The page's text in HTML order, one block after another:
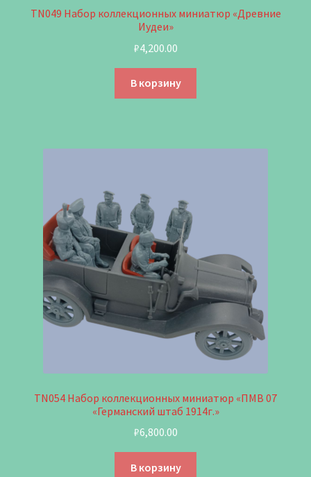
TN049 Набор коллекционных миниатюр «Древние
Иудеи»
₽4,200.00
В корзину
TN054 Набор коллекционных миниатюр «ПМВ 07
«Германский штаб 1914г.»
₽6,800.00
В корзину